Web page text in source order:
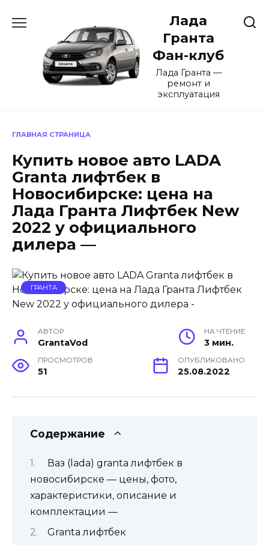
содержанию
Лада
Гранта
Фан-клуб
Лада Гранта —
ремонт и
эксплуатация
ГЛАВНАЯ СТРАНИЦА
Купить новое авто LADA
Granta лифтбек в
Новосибирске: цена на
Лада Гранта Лифтбек New
2022 у официального
дилера —
ГРАНТА
АВТОР
GrantaVod
НА ЧТЕНИЕ
3 мин.
ПРОСМОТРОВ
51
ОПУБЛИКОВАНО
25.08.2022
Содержание
Ваз (lada) granta лифтбек в
новосибирске — цены, фото,
характеристики, описание и
комплектации —
Granta лифтбек